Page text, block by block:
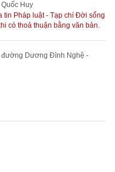
Huy
tin Pháp luật - Tạp chí Đời sống
có thoả thuận bằng văn bản.
đường Dương Đình Nghệ -